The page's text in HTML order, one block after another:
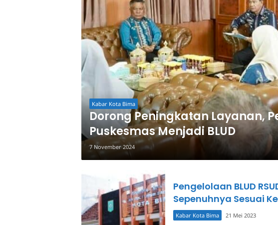
Kabar Kota Bima
Dorong Peningkatan Layanan,
Puskesmas Menjadi BLUD
7 November 2024
Pengelolaan BLUD
Sepenuhnya Sesuai
Kabar Kota Bima 21 Mei 2023